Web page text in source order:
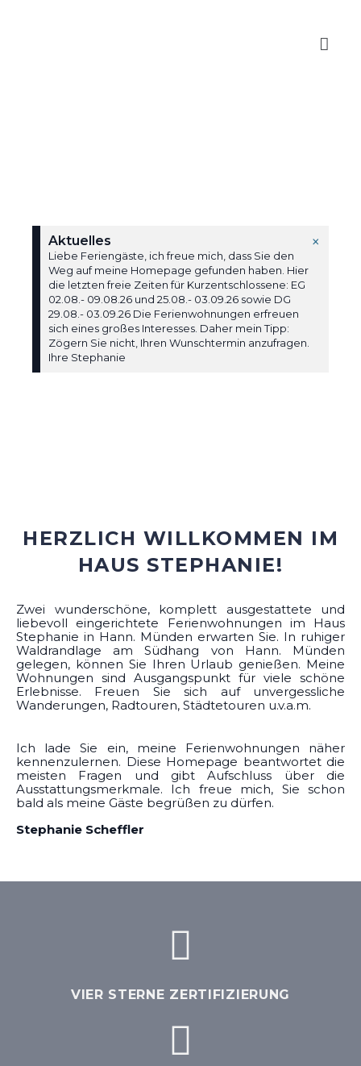
Aktuelles
Liebe Feriengäste, ich freue mich, dass Sie den
Weg auf meine Homepage gefunden haben. Hier
die letzten freie Zeiten für Kurzentschlossene: EG
02.08.- 09.08.26 und 25.08.- 03.09.26 sowie DG
29.08.- 03.09.26 Die Ferienwohnungen erfreuen
sich eines großes Interesses. Daher mein Tipp:
Zögern Sie nicht, Ihren Wunschtermin anzufragen.
Ihre Stephanie
×
HERZLICH WILLKOMMEN IM
HAUS STEPHANIE!
Zwei wunderschöne, komplett ausgestattete und
liebevoll eingerichtete Ferienwohnungen im Haus
Stephanie in Hann. Münden erwarten Sie. In ruhiger
Waldrandlage am Südhang von Hann. Münden
gelegen, können Sie Ihren Urlaub genießen. Meine
Wohnungen sind Ausgangspunkt für viele schöne
Erlebnisse. Freuen Sie sich auf unvergessliche
Wanderungen, Radtouren, Städtetouren u.v.a.m.
Ich lade Sie ein, meine Ferienwohnungen näher
kennenzulernen. Diese Homepage beantwortet die
meisten Fragen und gibt Aufschluss über die
Ausstattungsmerkmale. Ich freue mich, Sie schon
bald als meine Gäste begrüßen zu dürfen.
Stephanie Scheffler
VIER STERNE ZERTIFIZIERUNG